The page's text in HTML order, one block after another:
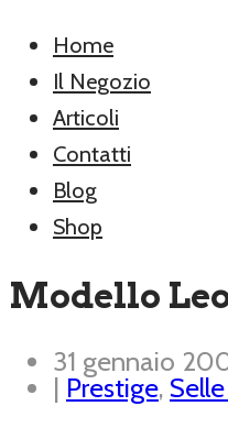
Home
Il Negozio
Articoli
Contatti
Blog
Shop
Modello
31 gennaio
| Prestige,